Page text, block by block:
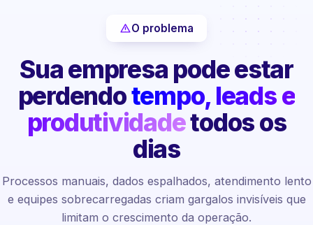
O problema
Sua empresa pode estar
perdendotempo, leads e
produtividadetodos os
dias
Processos manuais, dados espalhados, atendimento lento
e equipes sobrecarregadas criam gargalos invisíveis que
limitam o crescimento da operação.